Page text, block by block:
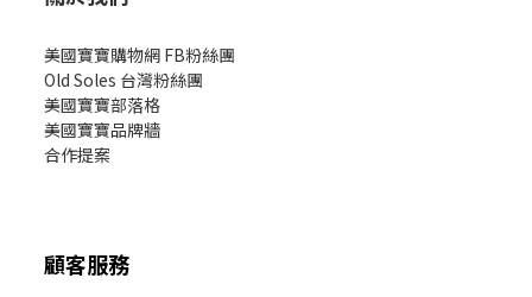
美國寶寶購物網 FB粉絲團
Old Soles 台灣粉絲團
美國寶寶部落格
美國寶寶品牌牆
合作提案
顧客服務